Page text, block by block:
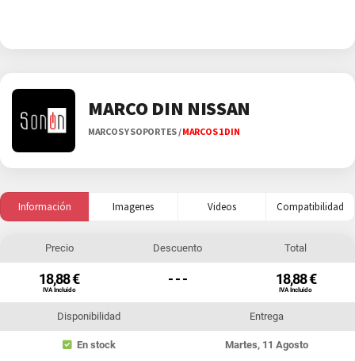
MARCO DIN NISSAN
MARCOS Y SOPORTES/MARCOS 1 DIN
Información Imagenes Videos Compatibilidad
Precio
18,88 €
IVA Incluido
Descuento
- - -
Total
18,88 €
IVA Incluido
Disponibilidad
En stock
Entrega
Martes, 11 Agosto